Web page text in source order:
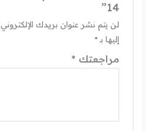
14”
لن يتم نشر عنوان بريدك الإلكتروني.
إليها بـ*
مراجعتك *